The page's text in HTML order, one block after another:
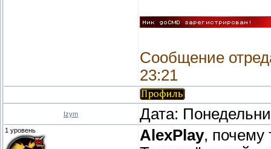
Сообщение
23:21
Izym Дата:
1 уровень AlexPlay, почему